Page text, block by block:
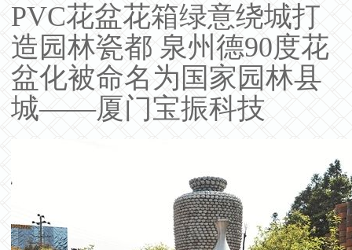
PVC花盆花箱绿意绕城打
造园林瓷都 泉州德90度花
盆化被命名为国家园林县
城——厦门宝振科技